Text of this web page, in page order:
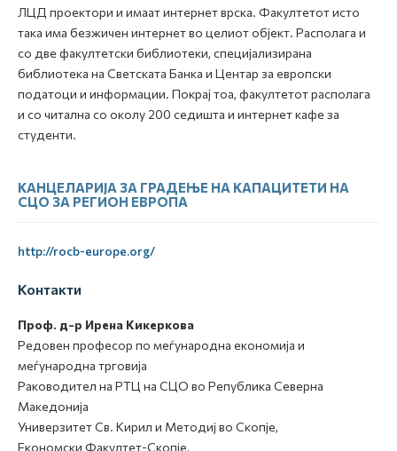
ЛЦД проектори и имаат интернет врска. Факултетот исто
така има безжичен интернет во целиот објект. Располага и
со две факултетски библиотеки, специјализирана
библиотека на Светската Банка и Центар за европски
податоци и информации. Покрај тоа, факултетот располага
и со читална со околу 200 седишта и интернет кафе за
студенти.
КАНЦЕЛАРИЈА ЗА ГРАДЕЊЕ НА КАПАЦИТЕТИ НА
СЦО ЗА РЕГИОН ЕВРОПА
http://rocb-europe.org/
Контакти
Проф. д-р Ирена Кикеркова
Редовен професор по меѓународна економија и
меѓународна трговија
Раководител на РТЦ на СЦО во Република Северна
Македонија
Универзитет Св. Кирил и Методиј во Скопје,
Економски Факултет-Скопје,